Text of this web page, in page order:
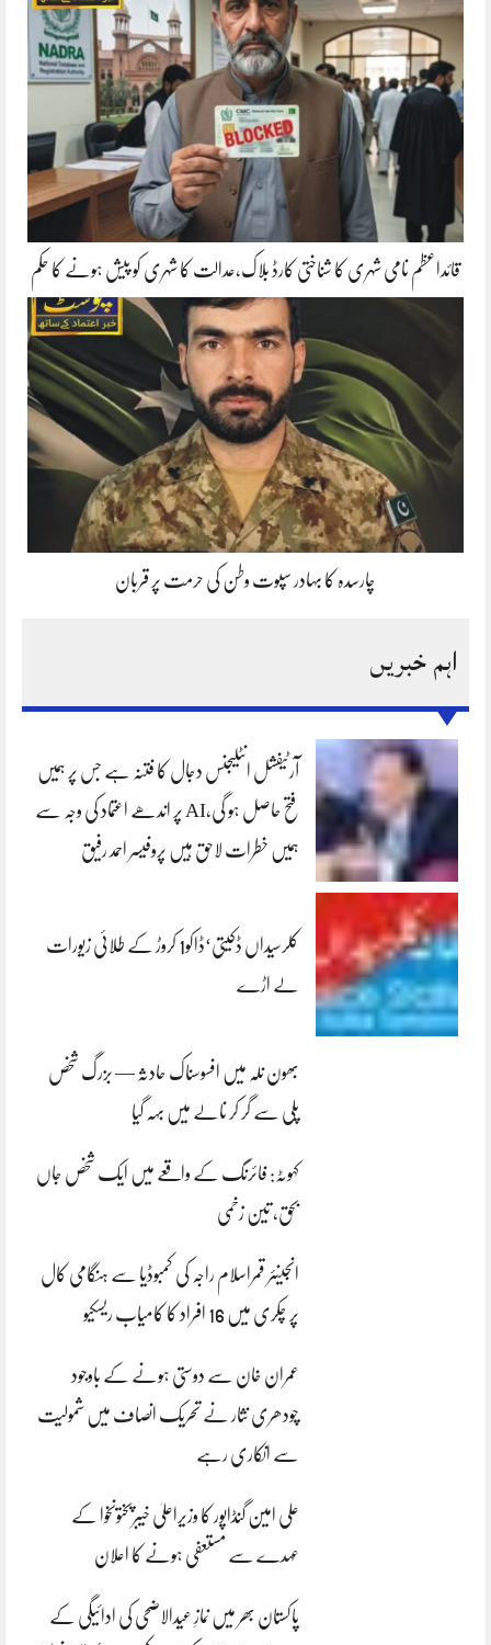
قائداعظم نامی شہری کا شناختی کارڈ بلاک،عدالت کا شہری کو پیش ہونے کا حکم
چارسدہ کا بہادر سپوت وطن کی حرمت پر قربان
اہم خبریں
آرٹیفشل انٹلیجنس دجال کا فتنہ ہے جس پر ہمیں
فتح حاصل ہو گی،AI پر اندھے اعتماد کی وجہ سے
ہمیں خطرات لاحق ہیں پروفیسر احمد رفیق
کلرسیداں ڈکیتی‘ڈاکو1 کروڑ کے طلائی زیورات
لے اڑے
بھون نلہ میں افسوسناک حادثہ — بزرگ شخص
پلی سے گر کر نالے میں بہہ گیا
کہوٹہ: فائرنگ کے واقعے میں ایک شخص جاں
بحق، تین زخمی
انجینئر قمراسلام راجہ کی کمبوڈیا سے ہنگامی کال
پر چکری میں 16 افراد کا کامیاب ریسکیو
عمران خان سے دوستی ہونے کے باوجود
چودھری نثار نے تحریک انصاف میں شمولیت
سے انکاری رہے
علی امین گنڈاپور کا وزیراعلیٰ خیبرپختونخوا کے
عہدے سے مستعفی ہونے کا اعلان
پاکستان بھر میں نمازِ عیدالاضحی کی ادائیگی کے